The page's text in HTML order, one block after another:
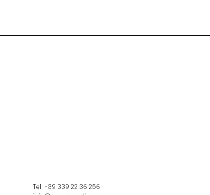
Tel. +39 339 22 36 256